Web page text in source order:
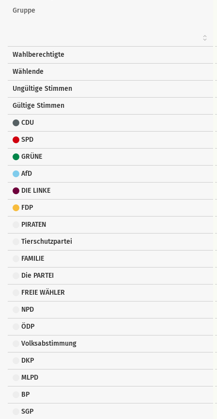
Gruppe
Wahlberechtigte
Wählende
Ungültige Stimmen
Gültige Stimmen
CDU
SPD
GRÜNE
AfD
DIE LINKE
FDP
PIRATEN
Tierschutzpartei
FAMILIE
Die PARTEI
FREIE WÄHLER
NPD
ÖDP
Volksabstimmung
DKP
MLPD
BP
SGP